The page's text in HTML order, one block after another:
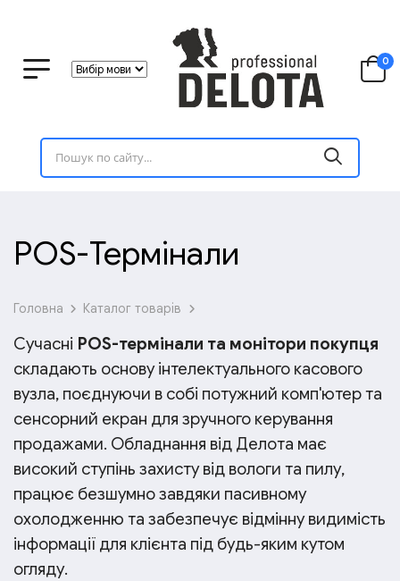
0
POS-Термінали
Головна Каталог товарів
Сучасні POS-термінали та монітори покупця
складають основу інтелектуального касового
вузла, поєднуючи в собі потужний комп'ютер та
сенсорний екран для зручного керування
продажами. Обладнання від Делота має
високий ступінь захисту від вологи та пилу,
працює безшумно завдяки пасивному
охолодженню та забезпечує відмінну видимість
інформації для клієнта під будь-яким кутом
огляду.